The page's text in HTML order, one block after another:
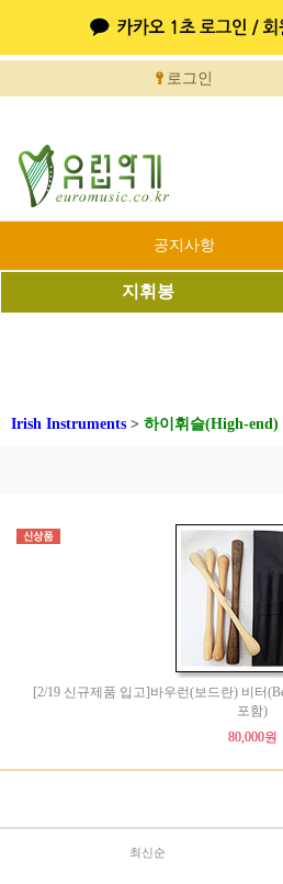
로그인
공지사항
지휘봉
Irish Instruments > 하이휘슬(High-end)
[2/19 신규제품 입고]바우런(보드란) 비터
포함)
80,000원
최신순